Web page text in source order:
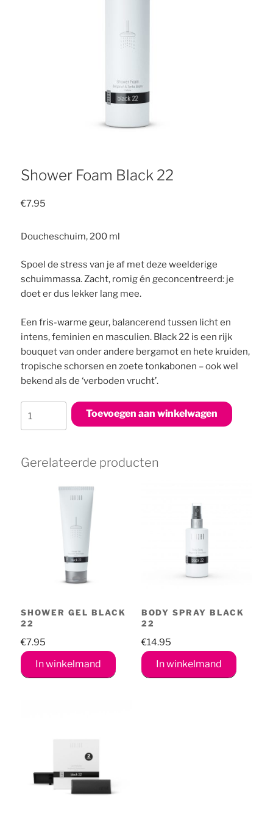
Shower Foam Black 22
€7.95
Doucheschuim, 200 ml
Spoel de stress van je af met deze weelderige
schuimmassa. Zacht, romig én geconcentreerd: je
doet er dus lekker lang mee.
Een fris-warme geur, balancerend tussen licht en
intens, feminien en masculien. Black 22 is een rijk
bouquet van onder andere bergamot en hete kruiden,
tropische schorsen en zoete tonkabonen – ook wel
bekend als de ‘verboden vrucht’.
Foam
aantal
Toevoegen aan winkelwagen
Gerelateerde producten
SHOWER GEL BLACK
22
€7.95
In winkelmand
BODY SPRAY BLACK
22
€14.95
In winkelmand